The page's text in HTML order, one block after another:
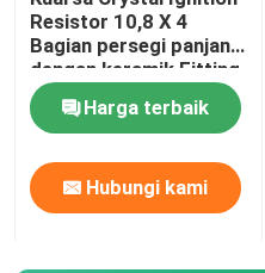
Mesin Ozon Komersial
Mesin Ozon Portabel
Resistor Tegangan Tinggi
Resistor 10,8 X 4
Bagian persegi panjang
dengan keramik Fitting
Flange Untuk boiler
KomporHarga terbaik
Hubungi kami